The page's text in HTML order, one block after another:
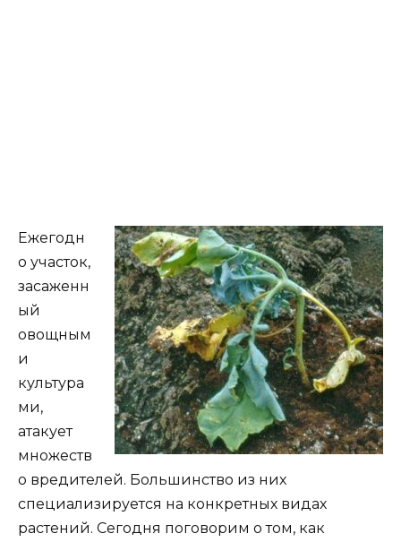
Ежегодн
о участок,
засаженн
ый
овощным
и
культура
ми,
атакует
множеств
о вредителей. Большинство из них
специализируется на конкретных видах
растений. Сегодня поговорим о том, как